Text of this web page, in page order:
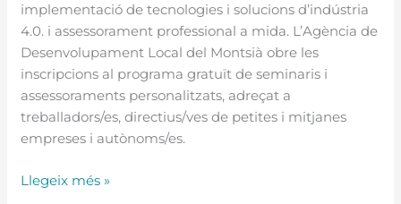
implementació de tecnologies i solucions d’indústria
4.0. i assessorament professional a mida. L’Agència de
Desenvolupament Local del Montsià obre les
inscripcions al programa gratuït de seminaris i
assessoraments personalitzats, adreçat a
treballadors/es, directius/ves de petites i mitjanes
empreses i autònoms/es.
Llegeix més »